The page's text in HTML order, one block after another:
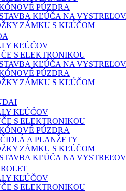
PÚZDRA
KĽÚČA NA
ZÁMKU S KĽÚČOM
KĽÚČOV
S ELEKTRONIKOU
KĽÚČA NA
PÚZDRA
ZÁMKU S KĽÚČOM
KĽÚČOV
S ELEKTRONIKOU
PÚZDRA
A PLANŽETY
ZÁMKU S KĽÚČOM
KĽÚČA NA
KĽÚČOV
S ELEKTRONIKOU